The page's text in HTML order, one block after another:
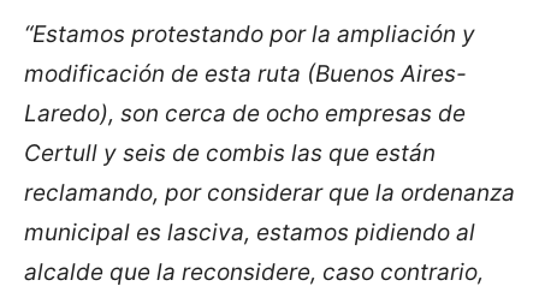
“Estamos protestando por la ampliación y
modificación de esta ruta (Buenos Aires-
Laredo), son cerca de ocho empresas de
Certull y seis de combis las que están
reclamando, por considerar que la ordenanza
municipal es lasciva, estamos pidiendo al
alcalde que la reconsidere, caso contrario,